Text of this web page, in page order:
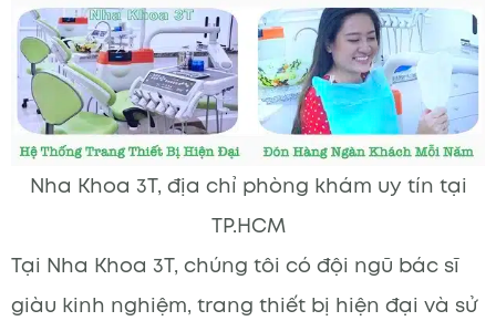
Nha Khoa 3T, địa chỉ phòng khám uy tín tại
TP.HCM
Tại Nha Khoa 3T, chúng tôi có đội ngũ bác sĩ
giàu kinh nghiệm, trang thiết bị hiện đại và sử